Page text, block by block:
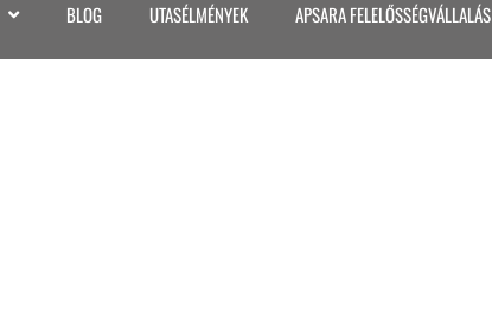
BLOG UTASÉLMÉNYEK APSARA FELELŐSSÉGVÁLLALÁS